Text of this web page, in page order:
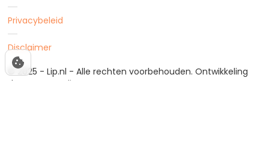
Privacybeleid
Disclaimer
© 2025 - Lip.nl - Alle rechten voorbehouden. Ontwikkeling
door
Outstanding